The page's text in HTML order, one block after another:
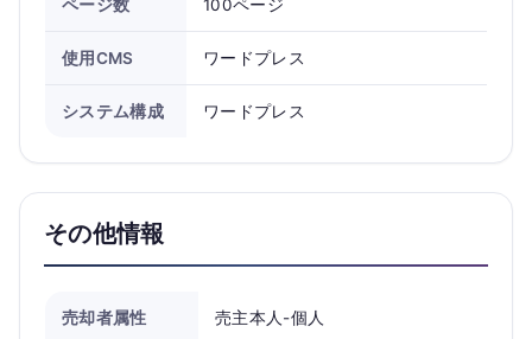
ページ数 100ページ
使用CMS ワードプレス
システム構成 ワードプレス
その他情報
売却者属性 売主本人-個人